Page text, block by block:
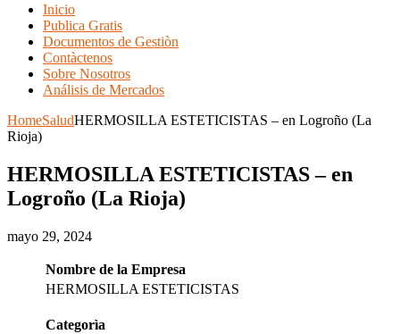
Inicio
Publica Gratis
Documentos de Gestiòn
Contàctenos
Sobre Nosotros
Análisis de Mercados
HomeSaludHERMOSILLA ESTETICISTAS – en Logroño (La
Rioja)
HERMOSILLA ESTETICISTAS – en
Logroño (La Rioja)
mayo 29, 2024
Nombre de la Empresa
HERMOSILLA ESTETICISTAS
Categorìa